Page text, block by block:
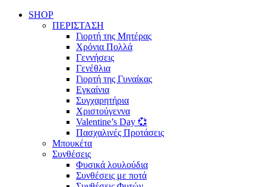
SHOP
ΠΕΡΙΣΤΑΣΗ
Γιορτή της Μητέρας
Χρόνια Πολλά
Γεννήσεις
Γενέθλια
Γιορτή της Γυναίκας
Εγκαίνια
Συγχαρητήρια
Χριστούγεννα
Valentine’s Day 💞
Πασχαλινές Προτάσεις
Μπουκέτα
Συνθέσεις
Φυσικά λουλούδια
Συνθέσεις με ποτά